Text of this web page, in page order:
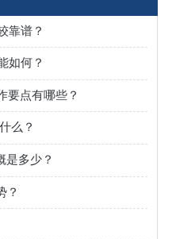
靠谱？
如何？
要点有哪些？
么？
是多少？
？